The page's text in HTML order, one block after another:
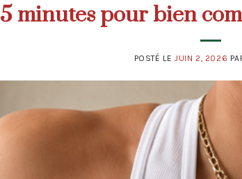
5 minutes pour bien
POSTÉ LEJUIN 2, 2026